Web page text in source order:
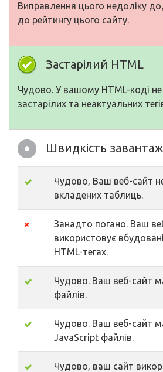
Виправлення цього недоліку
до рейтингу цього сайту.
Застарілий HTML
Чудово. У вашому HTML-коді
застарілих та неактуальних
Швидкість
Чудово, Ваш веб-сайт
вкладених таблиць.
Занадто погано. Ваш
використовує
HTML-тегах.
Чудово. Ваш веб-сайт
файлів.
Чудово. Ваш веб-сайт
JavaScript файлів.
Чудово, ваш сайт